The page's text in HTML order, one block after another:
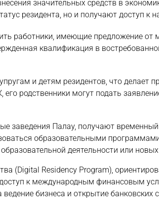
значительных средств в
резидента, но и получают доступ к
работники, имеющие предложение от
квалификация в
и детям резидентов, что делает
родственники могут подать
заведения Палау, получают
образовательными
деятельности или
(Digital Residency Program),
к международным финансовым
бизнеса и открытие банковских